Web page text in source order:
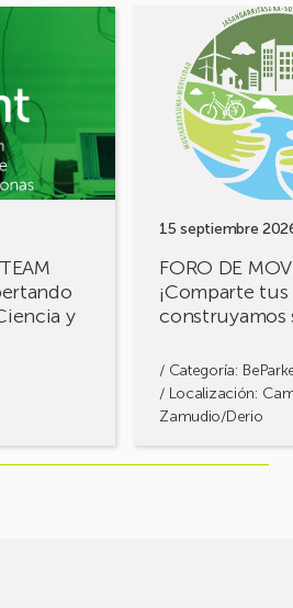
y
15 septiembre
FORO DE
¡Comparte
construyamos
/ Categoría:
/ Localización:
Zamudio/Derio
MOVILIDAD
¡Comparte
soluciones!